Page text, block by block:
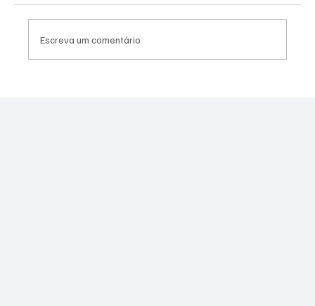
Escreva um comentário